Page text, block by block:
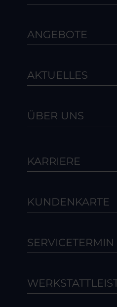
ANGEBOTE
AKTUELLES
ÜBER UNS
KARRIERE
KUNDENKARTE
SERVICETERMIN